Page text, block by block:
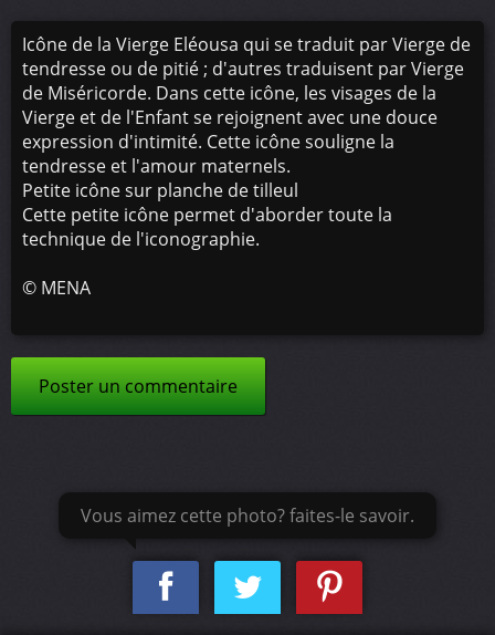
Icône de la Vierge Eléousa qui se traduit par Vierge de
tendresse ou de pitié ; d'autres traduisent par Vierge
de Miséricorde. Dans cette icône, les visages de la
Vierge et de l'Enfant se rejoignent avec une douce
expression d'intimité. Cette icône souligne la
tendresse et l'amour maternels.
Petite icône sur planche de tilleul
Cette petite icône permet d'aborder toute la
technique de l'iconographie.
© MENA
Poster un commentaire
Vous aimez cette photo? faites-le savoir.